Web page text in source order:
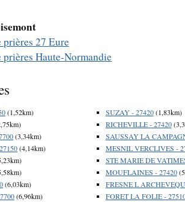
prières 27 Eure
prières Haute-Normandie
(1,52km)
(3,34km)
(4,14km)
(6,03km)
(6,96km)
SUZAY - 27420(1,83km)
RICHEVILLE - 27420
SAUSSAY LA
MESNIL VERCLIVES -
STE MARIE DE
MOUFLAINES - 27420
FRESNE L
FORET LA FOLIE -